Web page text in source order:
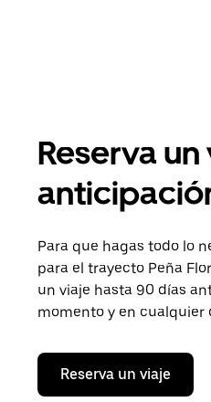
Reserva
Para que hagas todo lo
para el trayecto Peña
un viaje hasta 90 días
momento y en cualquier
Reserva un viaje